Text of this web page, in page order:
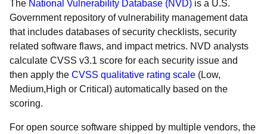
The National Vulnerability Database (NVD) is a U.S.
Government repository of vulnerability management data
that includes databases of security checklists, security
related software flaws, and impact metrics. NVD analysts
calculate CVSS v3.1 score for each security issue and
then apply the CVSS qualitative rating scale (Low,
Medium,High or Critical) automatically based on the
scoring.
For open source software shipped by multiple vendors, the